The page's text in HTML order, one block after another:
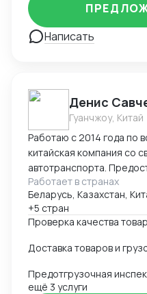
Написать
Денис
Гуанчжоу, Китай
Работаю с 2014 года по
китайская компания со
автотранспорта.
поставки. Свой офис и
Маньчжурии. Занимаюсь оказанием различных услуг
в сфере внешней
Работает в странах
Беларусь, Казахстан,
+5 стран
Проверка качества
Предотгрузочная
ещё 3 услуги